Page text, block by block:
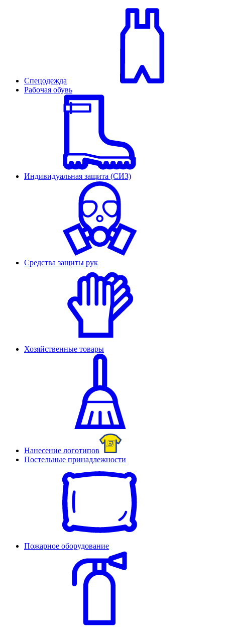
Спецодежда
Рабочая обувь
Индивидуальная защита (СИЗ)
Средства защиты рук
Хозяйственные товары
Нанесение логотипов
Постельные принадлежности
Пожарное оборудование